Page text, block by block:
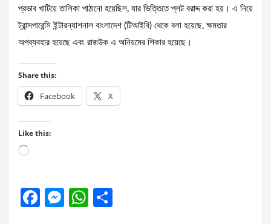
প্রভাব খাটিয়ে তালিকা পাঠানো হয়েছিল, যার ভিত্তিতে প্লট বরাদ্দ করা হয়। এ নিয়ে
ট্রান্সপারেন্সি ইন্টারন্যাশনাল বাংলাদেশ (টিআইবি) থেকে বলা হয়েছে, ক্ষমতার
অপব্যবহার হয়েছে এবং রাজউক এ অনিয়মের শিকার হয়েছে।
Share this:
Facebook X
Like this:
Loading…
F
M W